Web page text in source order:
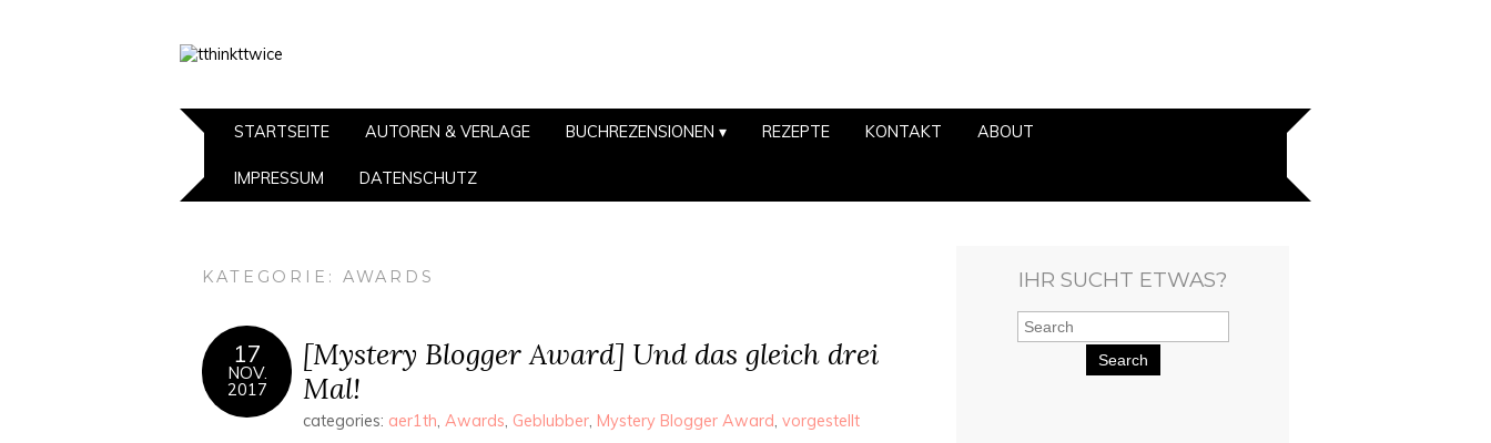
STARTSEITE AUTOREN & VERLAGE BUCHREZENSIONEN REZEPTE KONTAKT ABOUT
IMPRESSUM DATENSCHUTZ
KATEGORIE: AWARDS
17
NOV.
2017
[Mystery Blogger Award] Und das gleich drei
Mal!
categories: aer1th, Awards, Geblubber, Mystery Blogger Award, vorgestellt
IHR SUCHT ETWAS?
Search